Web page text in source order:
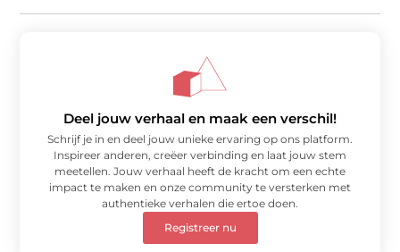
Deel jouw verhaal en maak een verschil!
Schrijf je in en deel jouw unieke ervaring op ons platform.
Inspireer anderen, creëer verbinding en laat jouw stem
meetellen. Jouw verhaal heeft de kracht om een echte
impact te maken en onze community te versterken met
authentieke verhalen die ertoe doen.
Registreer nu